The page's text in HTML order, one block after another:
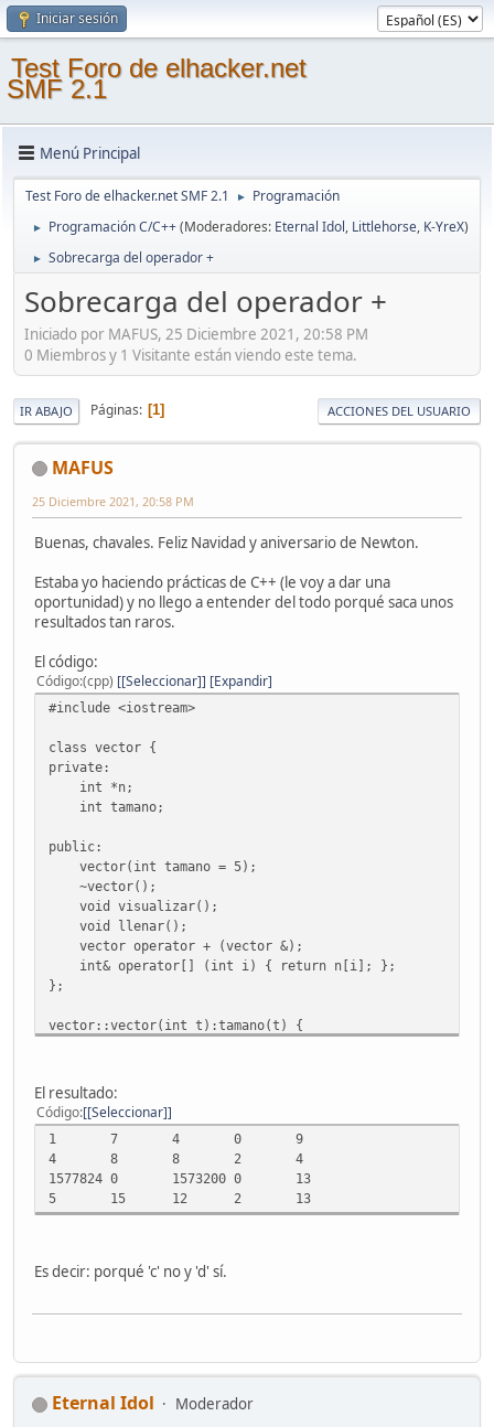
Iniciar sesión
Test Foro de elhacker.net
SMF 2.1
Menú Principal
Test Foro de elhacker.net SMF 2.1 ► Programación
► Programación C/C++(Moderadores: Eternal Idol, Littlehorse, K-YreX)
► Sobrecarga del operador +
Sobrecarga del operador +
Iniciado por MAFUS, 25 Diciembre 2021, 20:58 PM
0 Miembros y 1 Visitante están viendo este tema.
IR ABAJO Páginas 1 ACCIONES DEL USUARIO
MAFUS
25 Diciembre 2021, 20:58 PM
Buenas, chavales. Feliz Navidad y aniversario de Newton.
Estaba yo haciendo prácticas de C++ (le voy a dar una
oportunidad) y no llego a entender del todo porqué saca unos
resultados tan raros.
El código:
Código(cpp) [Seleccionar] Expandir
#include <iostream>
class vector {
private:
int *n;
int tamano;
public:
vector(int tamano = 5);
~vector();
void visualizar();
void llenar();
vector operator + (vector &);
int& operator[] (int i) { return n[i]; };
};
vector::vector(int t):tamano(t) {
vector::~vector() {
delete[] n;
}
vector vector::operator + (vector &v) {
resultado[i] = n[i] + v[i];
void vector::visualizar() {
for(int i=0; i<tamano; ++i) {
std::cout << n[i] << '\t';
El resultado:
Código [Seleccionar]
1 7 4 0 9
4 8 8 2 4
1577824 0 1573200 0 13
5 15 12 2 13
Es decir: porqué 'c' no y 'd' sí.
Eternal Idol
Moderador